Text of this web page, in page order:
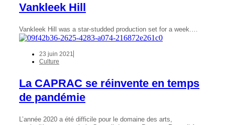
Vankleek Hill
Vankleek Hill was a star-studded production set for a week.…
23 juin 2021
Culture
La CAPRAC se réinvente en temps
de pandémie
L’année 2020 a été difficile pour le domaine des arts,